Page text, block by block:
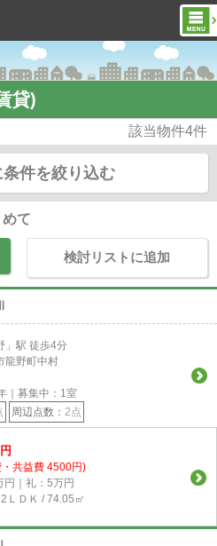
貸)
該当物件4件
条件を絞り込む
て
検討リストに追加
」駅 徒歩4分
龍野町中村
｜募集中： 1室
周辺点数： 2点
共益費 4500円)
円｜礼：5万円
ＬＤＫ / 74.05㎡